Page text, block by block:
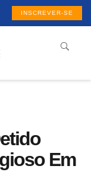
INSCREVER-SE
Em